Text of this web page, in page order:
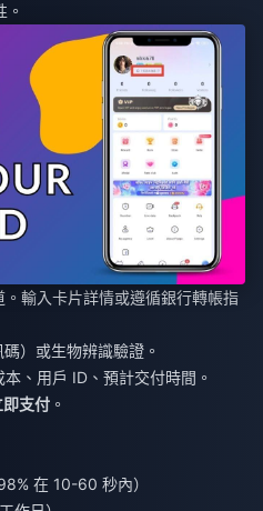
輸入卡片詳情或遵循銀行轉帳指
）或生物辨識驗證。
、用戶 ID、預計交付時間。
即支付 。
在 10-60 秒內）